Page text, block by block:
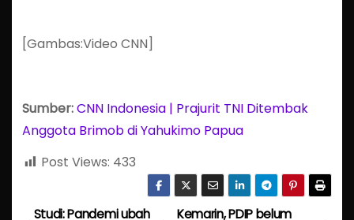
[Gambas:Video CNN]
Sumber:CNN Indonesia | Prajurit TNI Ditembak
Anggota Brimob di Yahukimo Papua
Post Views: 433
Kemarin, PDIP belum
Studi: Pandemi ubah